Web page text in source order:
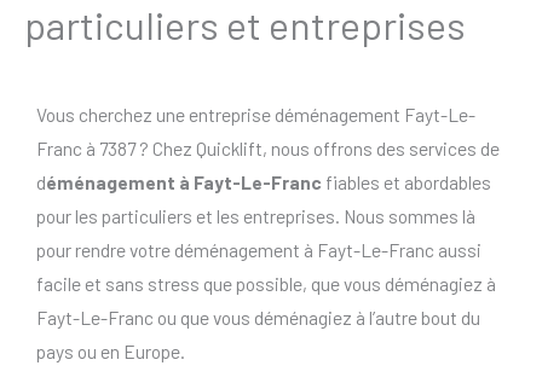
particuliers et entreprises
Vous cherchez une entreprise déménagement Fayt-Le-
Franc à 7387 ? Chez Quicklift, nous offrons des services de
déménagement à Fayt-Le-Franc fiables et abordables
pour les particuliers et les entreprises. Nous sommes là
pour rendre votre déménagement à Fayt-Le-Franc aussi
facile et sans stress que possible, que vous déménagiez à
Fayt-Le-Franc ou que vous déménagiez à l’autre bout du
pays ou en Europe.